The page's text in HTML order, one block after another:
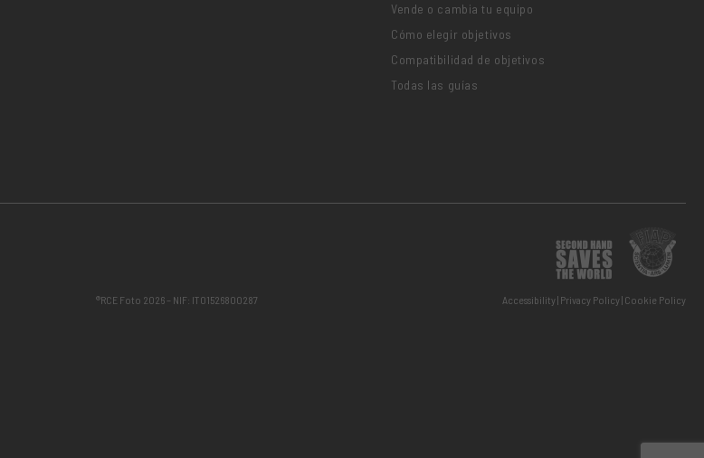
Vende o cambia tu equipo
Cómo elegir objetivos
Compatibilidad de objetivos
Todas las guías
®RCE Foto 2026 – NIF: IT01526800287 Accessibility Privacy Policy Cookie Policy